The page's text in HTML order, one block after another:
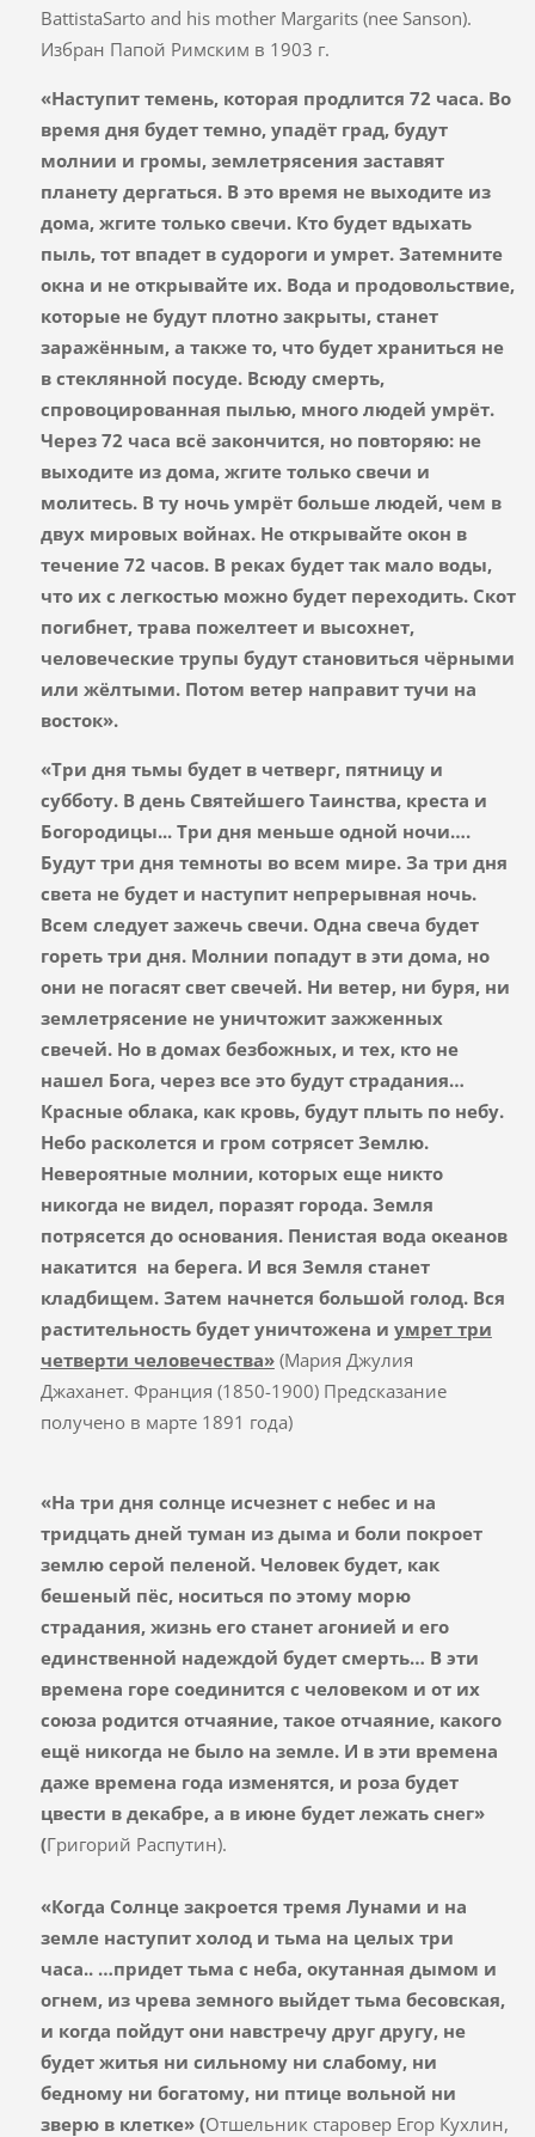
BattistaSarto and his mother Margarits (nee Sanson).
Избран Папой Римским в 1903 г.
«Наступит темень, которая продлится 72 часа. Во
время дня будет темно, упадёт град, будут
молнии и громы, землетрясения заставят
планету дергаться. В это время не выходите из
дома, жгите только свечи. Кто будет вдыхать
пыль, тот впадет в судороги и умрет. Затемните
окна и не открывайте их. Вода и продовольствие,
которые не будут плотно закрыты, станет
заражённым, а также то, что будет храниться не
в стеклянной посуде. Всюду смерть,
спровоцированная пылью, много людей умрёт.
Через 72 часа всё закончится, но повторяю: не
выходите из дома, жгите только свечи и
молитесь. В ту ночь умрёт больше людей, чем в
двух мировых войнах. Не открывайте окон в
течение 72 часов. В реках будет так мало воды,
что их с легкостью можно будет переходить. Скот
погибнет, трава пожелтеет и высохнет,
человеческие трупы будут становиться чёрными
или жёлтыми. Потом ветер направит тучи на
восток».
«Три дня тьмы будет в четверг, пятницу и
субботу. В день Святейшего Таинства, креста и
Богородицы... Три дня меньше одной ночи….
Будут три дня темноты во всем мире. За три дня
света не будет и наступит непрерывная ночь.
Всем следует зажечь свечи. Одна свеча будет
гореть три дня. Молнии попадут в эти дома, но
они не погасят свет свечей. Ни ветер, ни буря, ни
землетрясение не уничтожит зажженных
свечей. Но в домах безбожных, и тех, кто не
нашел Бога, через все это будут страдания…
Красные облака, как кровь, будут плыть по небу.
Небо расколется и гром сотрясет Землю.
Невероятные молнии, которых еще никто
никогда не видел, поразят города. Земля
потрясется до основания. Пенистая вода океанов
накатится на берега. И вся Земля станет
кладбищем. Затем начнется большой голод. Вся
растительность будет уничтожена и умрет три
четверти человечества»(Мария Джулия
Джаханет. Франция (1850-1900) Предсказание
получено в марте 1891 года)
«На три дня солнце исчезнет с небес и на
тридцать дней туман из дыма и боли покроет
землю серой пеленой. Человек будет, как
бешеный пёс, носиться по этому морю
страдания, жизнь его станет агонией и его
единственной надеждой будет смерть… В эти
времена горе соединится с человеком и от их
союза родится отчаяние, такое отчаяние, какого
ещё никогда не было на земле. И в эти времена
даже времена года изменятся, и роза будет
цвести в декабре, а в июне будет лежать снег»
(Григорий Распутин).
«Когда Солнце закроется тремя Лунами и на
земле наступит холод и тьма на целых три
часа.. …придет тьма с неба, окутанная дымом и
огнем, из чрева земного выйдет тьма бесовская,
и когда пойдут они навстречу друг другу, не
будет житья ни сильному ни слабому, ни
бедному ни богатому, ни птице вольной ни
зверю в клетке» (Отшельник старовер Егор Кухлин,